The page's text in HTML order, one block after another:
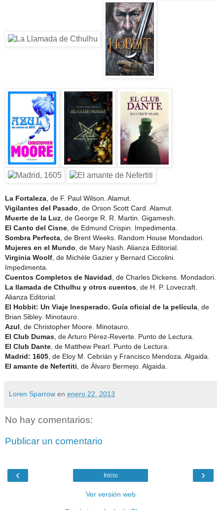
La Fortaleza , de F. Paul Wilson. Alamut.
Vigilantes del Pasado , de Orson Scott Card. Alamut.
Muerte de la Luz , de George R. R. Martin. Gigamesh.
El Canto del Cisne , de Edmund Crispin. Impedimenta.
Sombra Perfecta , de Brent Weeks. Random House Mondadori.
Mujeres en el Mundo , de Mary Nash. Alianza Editorial.
Virginia Woolf , de Michèle Gazier y Bernard Ciccolini
Impedimenta.
Cuentos Completos de Navidad , de Charles Dickens . Mondadori.
La llamada de Cthulhu y otros cuentos , de H. P. Lovecraft
Alianza Editorial.
El Hobbit: Un Viaje Inesperado. Guía oficial de la película , de
Brian Sibley . Minotauro.
Azul , de Christopher Moore . Minotauro.
El Club Dumas , de Arturo Pérez-Reverte . Punto de Lectura.
El Club Dante , de Matthew Pearl . Punto de Lectura.
Madrid: 1605 , de Eloy M. Cebrián y Francisco Mendoza. Algaida.
El amante de Nefertiti , de Álvaro Bermejo. Algaida.
Loren Sparrow en enero 22, 2013
No hay comentarios:
Publicar un comentario
‹ ›
Inicio
Ver versión web